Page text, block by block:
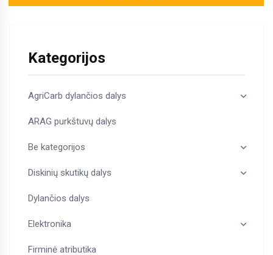
Kategorijos
AgriCarb dylančios dalys
ARAG purkštuvų dalys
Be kategorijos
Diskinių skutikų dalys
Dylančios dalys
Elektronika
Firminė atributika